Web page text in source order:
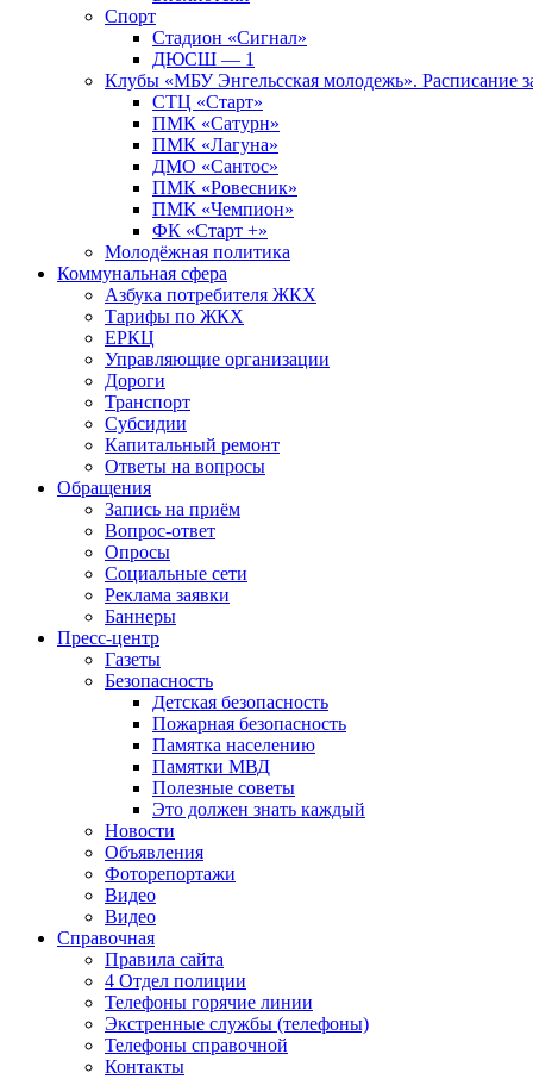
Спорт
Стадион «Сигнал»
ДЮСШ — 1
Клубы «МБУ Энгельсская молодежь». Расписание
СТЦ «Старт»
ПМК «Сатурн»
ПМК «Лагуна»
ДМО «Сантос»
ПМК «Ровесник»
ПМК «Чемпион»
ФК «Старт +»
Молодёжная политика
Коммунальная сфера
Азбука потребителя ЖКХ
Тарифы по ЖКХ
ЕРКЦ
Управляющие организации
Дороги
Транспорт
Субсидии
Капитальный ремонт
Ответы на вопросы
Обращения
Запись на приём
Вопрос-ответ
Опросы
Социальные сети
Реклама заявки
Баннеры
Пресс-центр
Газеты
Безопасность
Детская безопасность
Пожарная безопасность
Памятка населению
Памятки МВД
Полезные советы
Это должен знать каждый
Новости
Объявления
Фоторепортажи
Видео
Видео
Справочная
Правила сайта
4 Отдел полиции
Телефоны горячие линии
Экстренные службы (телефоны)
Телефоны справочной
Контакты